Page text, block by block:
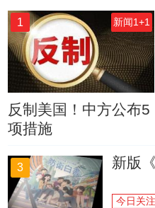
1 新闻1+1
反制美国！中方公布5
项措施
3 新版
今日关注